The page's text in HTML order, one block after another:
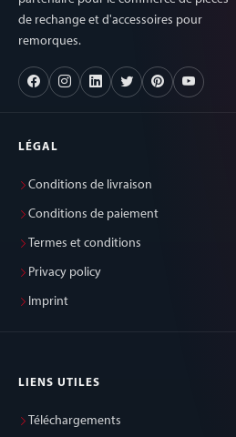
de rechange et d'accessoires pour
remorques.
LÉGAL
Conditions de livraison
Conditions de paiement
Termes et conditions
Privacy policy
Imprint
LIENS UTILES
Téléchargements